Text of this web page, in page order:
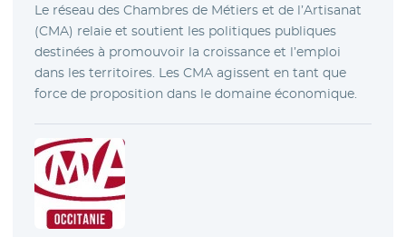
Le réseau des Chambres de Métiers et de l’Artisanat
(CMA) relaie et soutient les politiques publiques
destinées à promouvoir la croissance et l’emploi
dans les territoires. Les CMA agissent en tant que
force de proposition dans le domaine économique.